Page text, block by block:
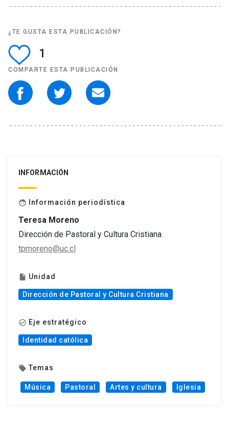
¿TE GUSTA ESTA PUBLICACIÓN?
1
COMPARTE ESTA PUBLICACIÓN
INFORMACIÓN
face Información periodística
Teresa Moreno
Dirección de Pastoral y Cultura Cristiana
tpmoreno@uc.cl
insert_drive_file Unidad
Dirección de Pastoral y Cultura Cristiana
check_circle_outline Eje estratégico
Identidad católica
local_offer Temas
Música Pastoral Artes y cultura Iglesia